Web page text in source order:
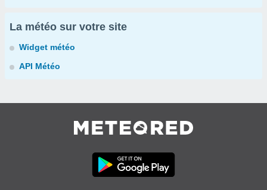
La météo sur votre site
Widget météo
API Météo